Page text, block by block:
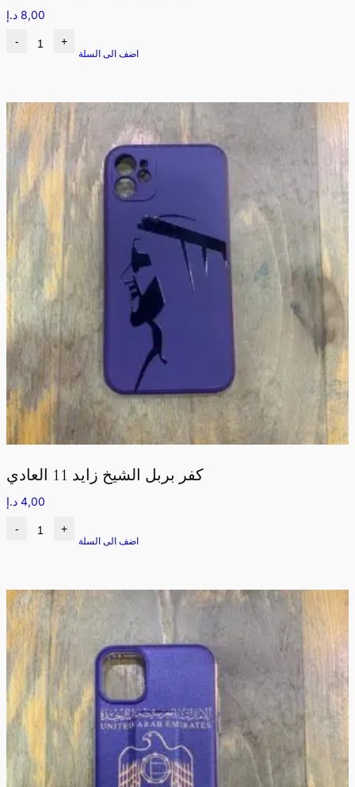
8,00 د.إ
- +
اضف الى السلة
كفر بربل الشيخ زايد 11 العادي
4,00 د.إ
- +
اضف الى السلة